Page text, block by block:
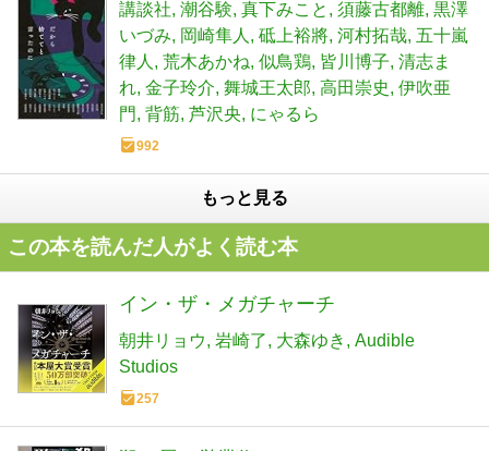
講談社 潮谷験 真下みこと 須藤古都離 黒澤
いづみ
岡崎隼人 砥上裕將 河村拓哉 五十嵐
律人
荒木あかね 似鳥鶏 皆川博子 清志ま
れ 金子玲介 舞城王太郎 高田崇史 伊吹亜
門 背筋 芦沢央 にゃるら
992
もっと見る
この本を読んだ人がよく読む本
イン・ザ・メガチャーチ
朝井リョウ 岩崎了 大森ゆき
Audible
Studios
257